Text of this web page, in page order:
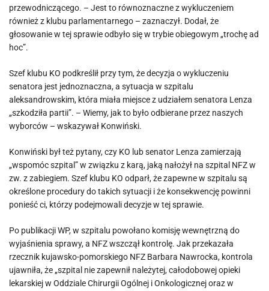
przewodniczącego. – Jest to równoznaczne z wykluczeniem
również z klubu parlamentarnego – zaznaczył. Dodał, że
głosowanie w tej sprawie odbyło się w trybie obiegowym „trochę ad
hoc”.
Szef klubu KO podkreślił przy tym, że decyzja o wykluczeniu
senatora jest jednoznaczna, a sytuacja w szpitalu
aleksandrowskim, która miała miejsce z udziałem senatora Lenza
„szkodziła partii”. – Wiemy, jak to było odbierane przez naszych
wyborców – wskazywał Konwiński.
Konwiński był też pytany, czy KO lub senator Lenza zamierzają
„wspomóc szpital” w związku z karą, jaką nałożył na szpital NFZ w
zw. z zabiegiem. Szef klubu KO odparł, że zapewne w szpitalu są
określone procedury do takich sytuacji i że konsekwencję powinni
ponieść ci, którzy podejmowali decyzje w tej sprawie.
Po publikacji WP, w szpitalu powołano komisję wewnętrzną do
wyjaśnienia sprawy, a NFZ wszczął kontrolę. Jak przekazała
rzecznik kujawsko-pomorskiego NFZ Barbara Nawrocka, kontrola
ujawniła, że „szpital nie zapewnił należytej, całodobowej opieki
lekarskiej w Oddziale Chirurgii Ogólnej i Onkologicznej oraz w